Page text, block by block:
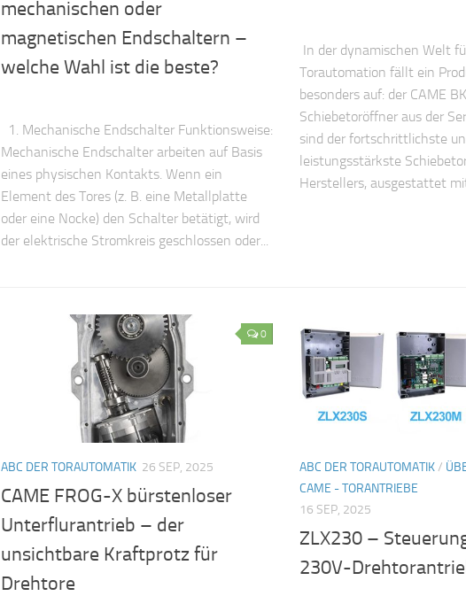
mechanischen oder
magnetischen Endschaltern –
welche Wahl ist die beste?
1. Mechanische Endschalter Funktionsweise:
Mechanische Endschalter arbeiten auf Basis
eines physischen Kontakts. Wenn ein
Element des Tores (z. B. eine Metallplatte
oder eine Nocke) den Schalter betätigt, wird
der elektrische Stromkreis geschlossen oder...
In der dynamischen Welt
Torautomation fällt ein
besonders auf: der CAME
Schiebetoröffner aus der
sind der fortschrittlichste
leistungsstärkste
Herstellers, ausgestattet
0
ABC DER TORAUTOMATIK 26 SEP, 2025
CAME FROG-X bürstenloser
Unterflurantrieb – der
unsichtbare Kraftprotz für
Drehtore
ABC DER TORAUTOMATIK/
CAME - TORANTRIEBE
16 SEP, 2025
ZLX230 –
230V-